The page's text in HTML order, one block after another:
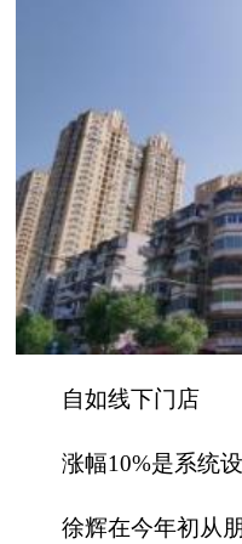
自如线下门店
涨幅10%是系统
徐辉在今年初从